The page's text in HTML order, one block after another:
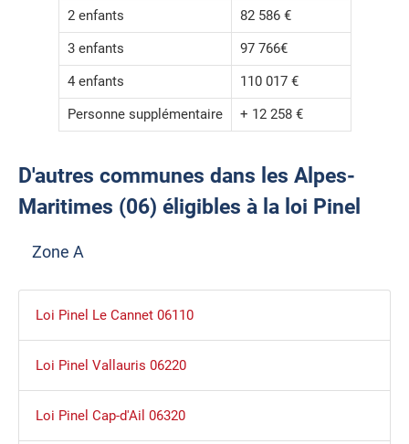
2 enfants
82 586 €
3 enfants
97 766€
4 enfants
110 017 €
Personne supplémentaire
+ 12 258 €
D'autres communes dans les Alpes-
Maritimes (06) éligibles à la loi Pinel
Zone A
Loi Pinel Le Cannet 06110
Loi Pinel Vallauris 06220
Loi Pinel Cap-d'Ail 06320